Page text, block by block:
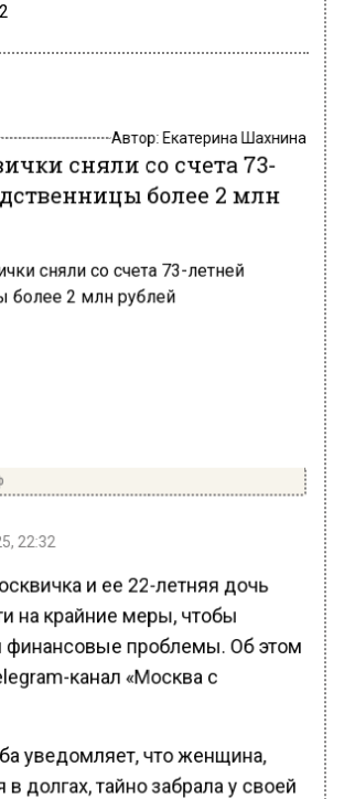
сняли со счета 73-
более 2 млн
22:32
и ее 22-летняя дочь
на крайние меры, чтобы
финансовые проблемы. Об этом
канал «Москва с
уведомляет, что женщина,
в долгах, тайно забрала у своей